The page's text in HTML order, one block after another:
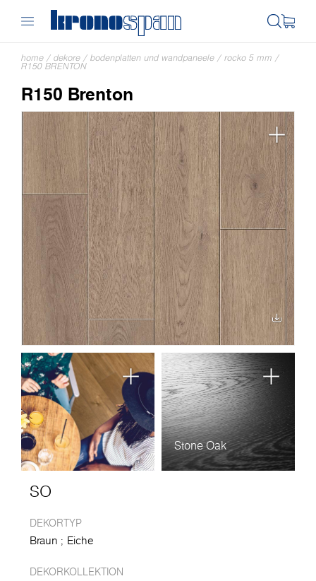
home / dekore / bodenplatten und wandpaneele / rocko 5 mm /
R150 BRENTON
R150 Brenton
Stone Oak
SO
DEKORTYP
Braun Eiche
DEKORKOLLEKTION